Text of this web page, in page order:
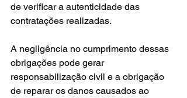
de verificar a autenticidade das
contratações realizadas.
A negligência no cumprimento dessas
obrigações pode gerar
responsabilização civil e a obrigação
de reparar os danos causados ao